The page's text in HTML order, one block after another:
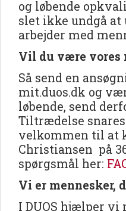
og løbende
slet ikke undgå
arbejder med
Vil du være vores
Så send en
mit.duos.dk og
løbende, send
Tiltrædelse
velkommen til at
Christiansen på
spørgsmål her:
Vi er mennesker,
I DUOS hjælper vi